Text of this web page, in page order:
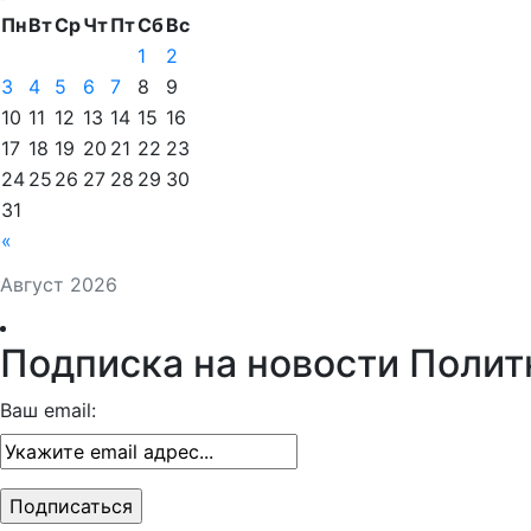
Август 2026
ПнВтСрЧтПтСбВс
«
1
2
3
4 5 6 7 8
9
10 11 12 13 14 15 16
17 18 19 20 21 22 23
24 25 26 27 28 29 30
31
Подписка на новости
Ваш email: